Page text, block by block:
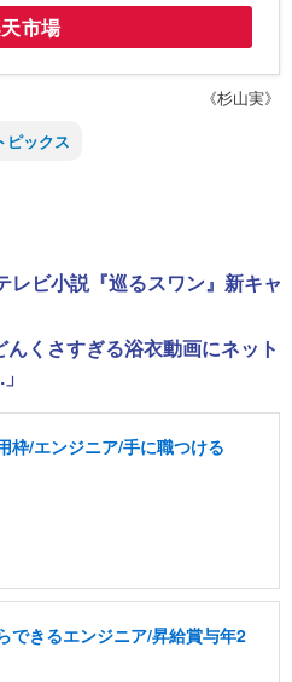
市場
《杉山実》
ピックス
レビ小説『巡るスワン』新キャ
くさすぎる浴衣動画にネット
枠/エンジニア/手に職つける
できるエンジニア/昇給賞与年2